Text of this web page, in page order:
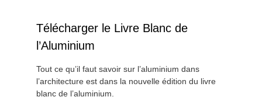
Télécharger le Livre Blanc de
l’Aluminium
Tout ce qu’il faut savoir sur l’aluminium dans
l’architecture est dans la nouvelle édition du livre
blanc de l’aluminium.